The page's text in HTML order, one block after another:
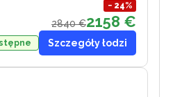
− 24%
2840 €2158 €
Szczegóły łodzi